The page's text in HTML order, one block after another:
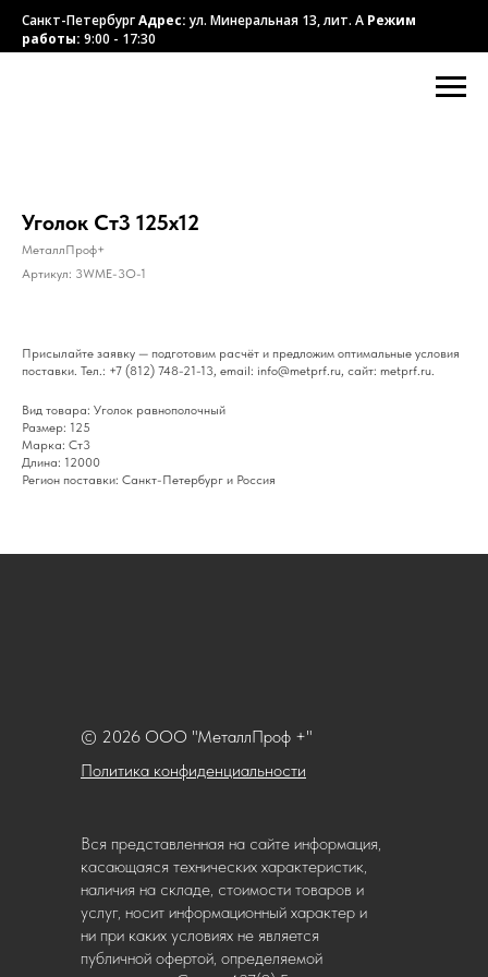
Санкт-ПетербургАдрес:ул. Минеральная 13, лит. А Режим
работы: 9:00 - 17:30
Уголок Ст3 125х12
МеталлПроф+
Артикул: 3WME-3O-1
Присылайте заявку — подготовим расчёт и предложим оптимальные условия
поставки. Тел.: +7 (812) 748-21-13, email: info@metprf.ru, сайт: metprf.ru.
Вид товара: Уголок равнополочный
Размер: 125
Марка: Ст3
Длина: 12000
Регион поставки: Санкт-Петербург и Россия
Политика конфиденциальности
© 2026 ООО "МеталлПроф +"
Вся представленная на сайте информация,
касающаяся технических характеристик,
наличия на складе, стоимости товаров и
услуг, носит информационный характер и
ни при каких условиях не является
публичной офертой, определяемой